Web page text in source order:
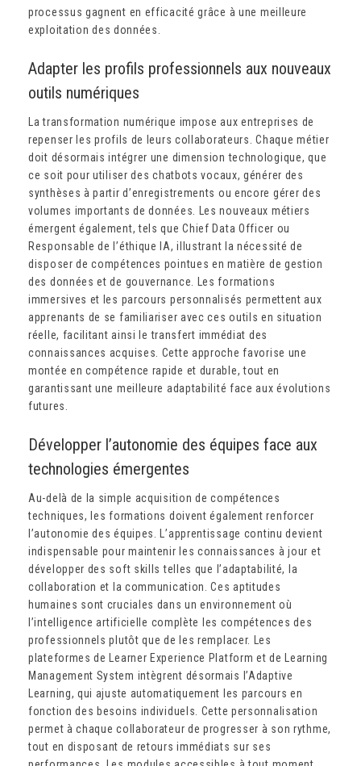
processus gagnent en efficacité grâce à une meilleure
exploitation des données.
Adapter les profils professionnels aux nouveaux
outils numériques
La transformation numérique impose aux entreprises de
repenser les profils de leurs collaborateurs. Chaque métier
doit désormais intégrer une dimension technologique, que
ce soit pour utiliser des chatbots vocaux, générer des
synthèses à partir d’enregistrements ou encore gérer des
volumes importants de données. Les nouveaux métiers
émergent également, tels que Chief Data Officer ou
Responsable de l’éthique IA, illustrant la nécessité de
disposer de compétences pointues en matière de gestion
des données et de gouvernance. Les formations
immersives et les parcours personnalisés permettent aux
apprenants de se familiariser avec ces outils en situation
réelle, facilitant ainsi le transfert immédiat des
connaissances acquises. Cette approche favorise une
montée en compétence rapide et durable, tout en
garantissant une meilleure adaptabilité face aux évolutions
futures.
Développer l’autonomie des équipes face aux
technologies émergentes
Au-delà de la simple acquisition de compétences
techniques, les formations doivent également renforcer
l’autonomie des équipes. L’apprentissage continu devient
indispensable pour maintenir les connaissances à jour et
développer des soft skills telles que l’adaptabilité, la
collaboration et la communication. Ces aptitudes
humaines sont cruciales dans un environnement où
l’intelligence artificielle complète les compétences des
professionnels plutôt que de les remplacer. Les
plateformes de Learner Experience Platform et de Learning
Management System intègrent désormais l’Adaptive
Learning, qui ajuste automatiquement les parcours en
fonction des besoins individuels. Cette personnalisation
permet à chaque collaborateur de progresser à son rythme,
tout en disposant de retours immédiats sur ses